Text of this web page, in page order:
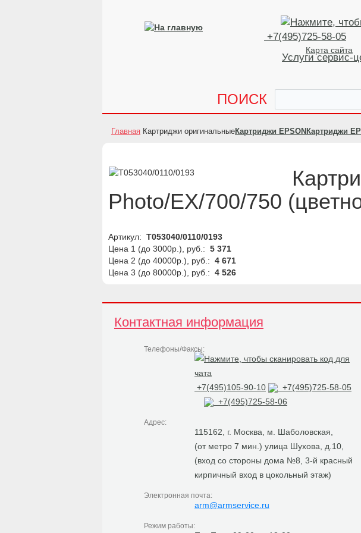
+7(495)725-58-05
Карта сайта
Услуги сервис-
ПОИСК
Главная Картриджи оригинальныеКартриджи EPSON Картриджи
Photo/EX/700/750
Артикул: Т053040/0110/0193
Цена 1 (до 3000р.), руб.: 5 371
Цена 2 (до 40000р.), руб.: 4 671
Цена 3 (до 80000р.), руб.: 4 526
Контактная информация
Телефоны/Факсы:
+7(495)105-90-10
+7(495)725-58-05
+7(495)725-58-06
Адрес:
115162, г. Москва, м. Шаболовская,
(от метро 7 мин.) улица Шухова, д.10,
(вход со стороны дома №8, 3-й красный
кирпичный вход в цокольный этаж)
Электронная почта:
arm@armservice.ru
Режим работы: